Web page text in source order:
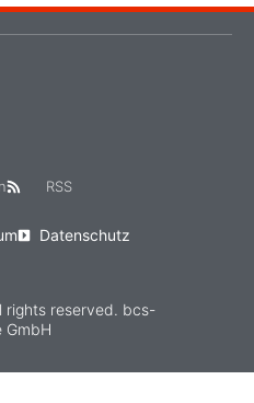
RSS
Datenschutz
reserved. bcs-
GmbH